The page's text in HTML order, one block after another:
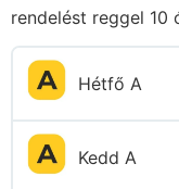
rendelést reggel 10
Hétfő A
Kedd A